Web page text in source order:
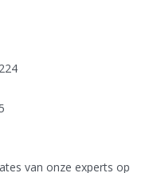
van onze experts op